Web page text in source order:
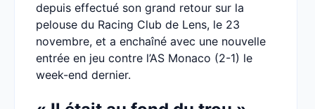
depuis effectué son grand retour sur la
pelouse du Racing Club de Lens, le 23
novembre, et a enchaîné avec une nouvelle
entrée en jeu contre l’AS Monaco (2-1) le
week-end dernier.